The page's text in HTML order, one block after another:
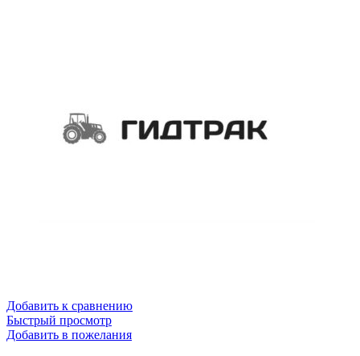
Добавить к сравнению
Быстрый просмотр
Добавить в пожелания